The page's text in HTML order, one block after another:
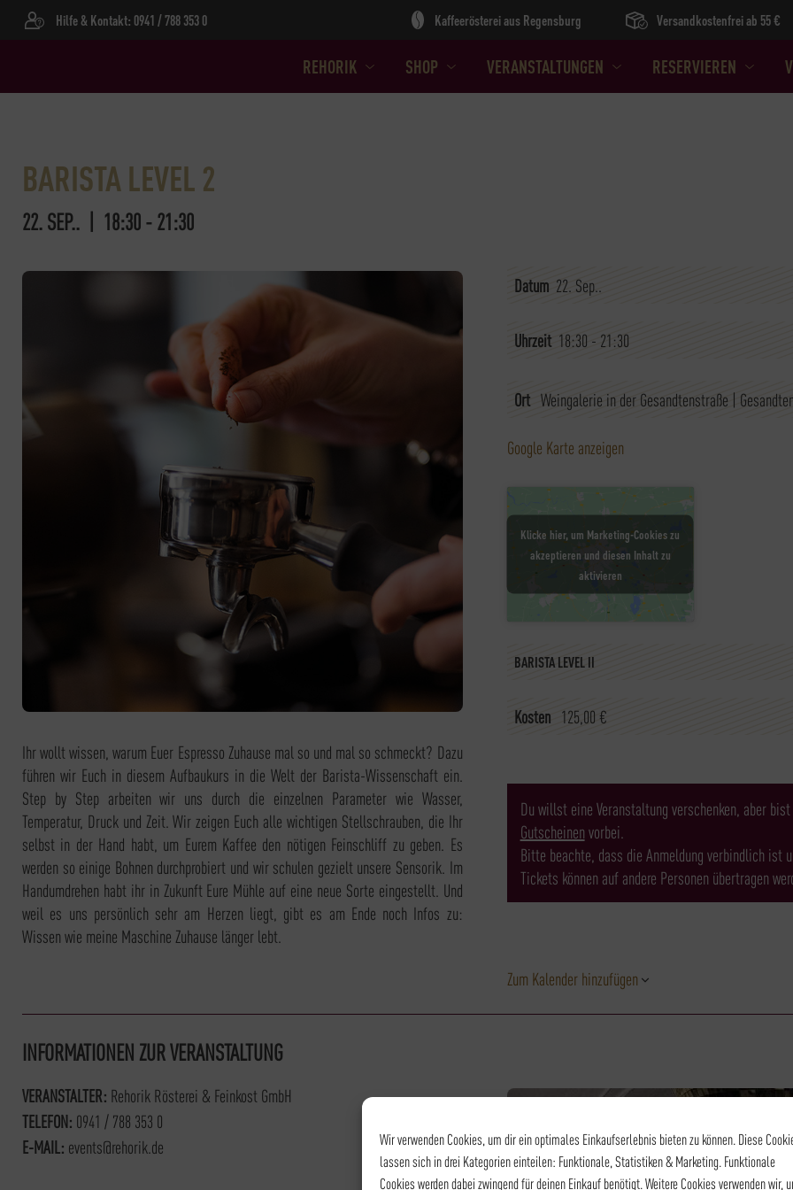
Wir verwenden Cookies, um dir ein optimales Einkaufserlebnis bieten zu können. Diese
lassen sich in drei Kategorien einteilen: Funktionale, Statistiken & Marketing. Funktionale
Cookies werden dabei zwingend für deinen Einkauf benötigt. Weitere Cookies verwenden wir,
REHORIK SHOP VERANSTALTUNGEN RESERVIEREN
Hilfe & Kontakt: 0941 / 788 353 0 Kaffeerösterei aus Regensburg Versandkostenfrei ab 55 €
BARISTA LEVEL 2
22. SEP.. | 18:30-21:30
Ihr wollt wissen, warum Euer Espresso Zuhause mal so und mal so schmeckt? Dazu
führen wir Euch in diesem Aufbaukurs in die Welt der Barista-Wissenschaft ein.
Step by Step arbeiten wir uns durch die einzelnen Parameter wie Wasser,
Temperatur, Druck und Zeit. Wir zeigen Euch alle wichtigen Stellschrauben, die Ihr
selbst in der Hand habt, um Eurem Kaffee den nötigen Feinschliff zu geben. Es
werden so einige Bohnen durchprobiert und wir schulen gezielt unsere Sensorik. Im
Handumdrehen habt ihr in Zukunft Eure Mühle auf eine neue Sorte eingestellt. Und
weil es uns persönlich sehr am Herzen liegt, gibt es am Ende noch Infos zu:
Wissen wie meine Maschine Zuhause länger lebt.
Datum 22. Sep..
Uhrzeit 18:30 - 21:30
Ort Weingalerie in der Gesandtenstraße |
Google Karte anzeigen
Klicke hier, um Marketing-Cookies zu
akzeptieren und diesen Inhalt zu
aktivieren
BARISTA LEVEL II
Kosten 125,00 €
Du willst eine Veranstaltung verschenken, aber
Gutscheinen vorbei.
Bitte beachte, dass die Anmeldung verbindlich ist
Tickets können auf andere Personen übertragen
Zum Kalender hinzufügen
INFORMATIONEN ZUR VERANSTALTUNG
VERANSTALTER: Rehorik Rösterei & Feinkost GmbH
TELEFON: 0941 / 788 353 0
E-MAIL: events@rehorik.de